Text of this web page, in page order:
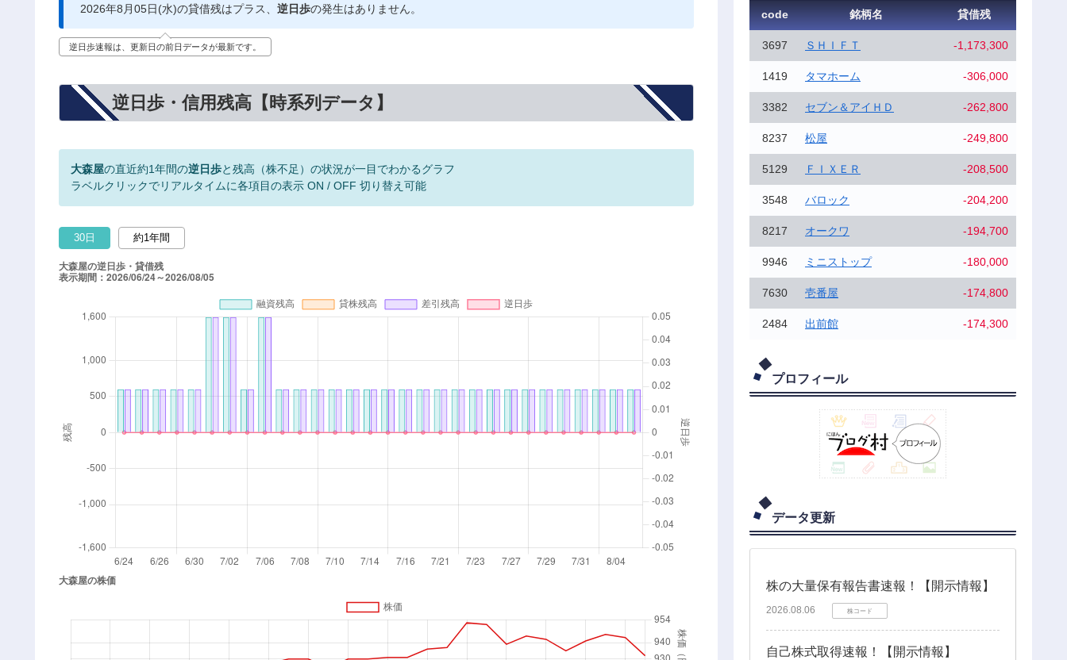
2026年8月05日(水)の貸借残はプラス、 逆日歩の発生はありません。
逆日歩速報は、更新日の前日データが最新です。
逆日歩・信用残高【時系列データ】
大森屋の直近約1年間の逆日歩と残高（株不足）の状況が一目でわかるグラフ
ラベルクリックでリアルタイムに各項目の表示 ON / OFF 切り替え可能
30日 約1年間
code
銘柄名 貸借残
3697 ＳＨＩＦＴ -1,173,300
1419 タマホーム -306,000
3382 セブン＆アイＨＤ -262,800
8237 松屋 -249,800
5129 ＦＩＸＥＲ -208,500
3548 バロック -204,200
8217 オークワ -194,700
9946 ミニストップ -180,000
7630 壱番屋 -174,800
2484 出前館 -174,300
プロフィール
データ更新
株の大量保有報告書速報！【開示情報】
2026.08.06 株コード
自己株式取得速報！【開示情報】